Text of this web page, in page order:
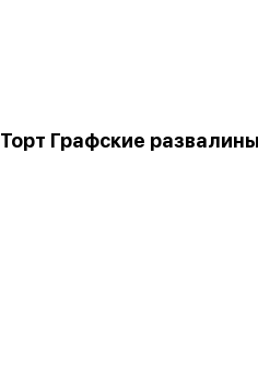
Торт Графские развалины